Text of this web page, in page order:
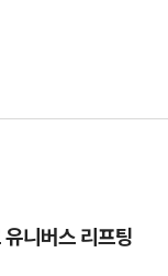
니버스 리프팅